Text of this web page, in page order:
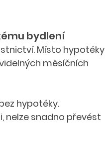
bydlení
Místo hypotéky
měsíčních
hypotéky.
nelze snadno převést